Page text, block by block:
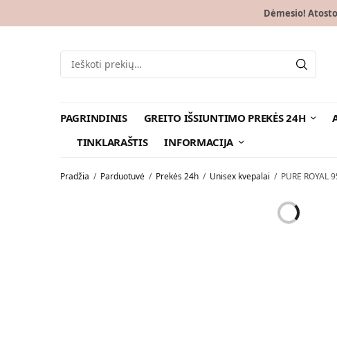
Dėmesio!
PAGRINDINIS GREITO IŠSIUNTIMO PREKĖS 24H
TINKLARAŠTIS
INFORMACIJA
Pradžia / Parduotuvė / Prekės 24h / Unisex kvepalai / PURE